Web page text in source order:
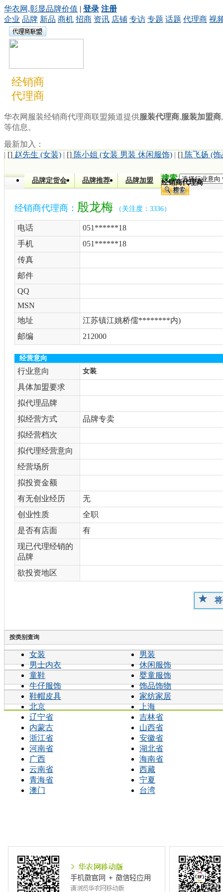
华衣网,彰显品牌价值 | 登录 注册
企业 品牌 新品 商机 招商 资讯 店铺 专访 专题 话题 代理商 视
经销商
代理商
华衣网服装经销商代理商联盟频道提供服装代理商, 服装加盟商,
等信息。
最新加入：
| [] 赵先生 (女装) | [] 陈小姐 (女装 男装 休闲服饰) | [] 陈飞扬 (
品牌定货会 品牌推荐 品牌加盟 搜索
经销商代理商
经销商代理商： 殷龙梅 （关注度：3336）
电话
051******18
手机
051******18
传真
邮件
QQ
MSN
地址
江苏镇江姚桥儒********内)
邮编
212000
经营意向
行业意向 女装
具体加盟要求
拟代理品牌
拟经营方式
品牌专卖
拟经营档次
拟代理经营意向
经营场所
拟投资金额
有无创业经历
无
创业性质
全职
是否有店面
有
现已代理经销的
品牌
欲投资地区
按类别查询
女装
男装
男士内衣
休闲服饰
童鞋
婴童服饰
牛仔服饰
饰品饰物
鞋帽皮具
家纺家居
北京
上海
辽宁省
吉林省
内蒙古
山西省
浙江省
安徽省
河南省
湖北省
广西
海南省
云南省
西藏
青海省
宁夏
澳门
台湾